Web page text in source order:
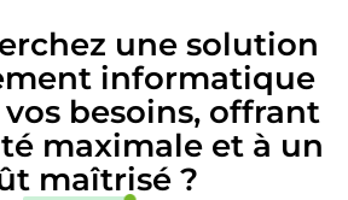
une solution
informatique
besoins, offrant
maximale et à un
maîtrisé ?